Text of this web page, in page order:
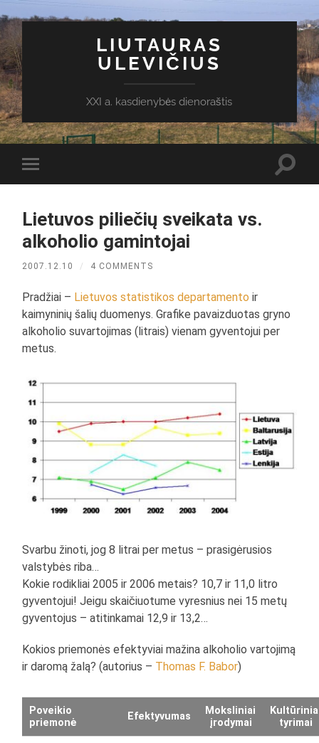
LIUTAURAS
ULEVIČIUS
XXI a. kasdienybės dienoraštis
Toggle
mobile
Lietuvos piliečių sveikata vs.
alkoholio gamintojai
2007.12.10 / 4 COMMENTS
Pradžiai – Lietuvos statistikos departamento ir
kaimyninių šalių duomenys. Grafike pavaizduotas gryno
alkoholio suvartojimas (litrais) vienam gyventojui per
metus.
Svarbu žinoti, jog 8 litrai per metus – prasigėrusios
valstybės riba…
Kokie rodikliai 2005 ir 2006 metais? 10,7 ir 11,0 litro
gyventojui! Jeigu skaičiuotume vyresnius nei 15 metų
gyventojus – atitinkamai 12,9 ir 13,2…
Kokios priemonės efektyviai mažina alkoholio vartojimą
ir daromą žalą? (autorius – Thomas F. Babor)
Poveikio
priemonė
Efektyvumas
Moksliniai
įrodymai
tyrimai